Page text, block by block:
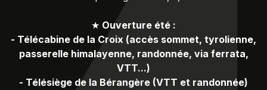
★ Ouverture été :
- Télécabine de la Croix (accès sommet, tyrolienne,
passerelle himalayenne, randonnée, via ferrata,
VTT...)
- Télésiège de la Bérangère (VTT et randonnée)